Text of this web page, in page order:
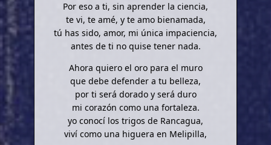
Por eso a ti, sin aprender la ciencia,
te vi, te amé, y te amo bienamada,
tú has sido, amor, mi única impaciencia,
antes de ti no quise tener nada.
Ahora quiero el oro para el muro
que debe defender a tu belleza,
por ti será dorado y será duro
mi corazón como una fortaleza.
yo conocí los trigos de Rancagua,
viví como una higuera en Melipilla,